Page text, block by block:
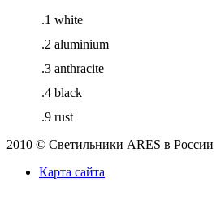
.1 white
.2 aluminium
.3 anthracite
.4 black
.9 rust
2010 © Светильники ARES в России
Карта сайта